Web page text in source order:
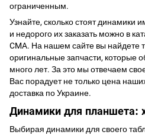
ограниченным.
Узнайте, сколько стоят динамики
и недорого их заказать можно в
CMA. На нашем сайте вы найдете
оригинальные запчасти, которые
много лет. За это мы отвечаем
Вас порадует не только цена
доставка по Украине.
Динамики для планшета:
Выбирая динамики для своего